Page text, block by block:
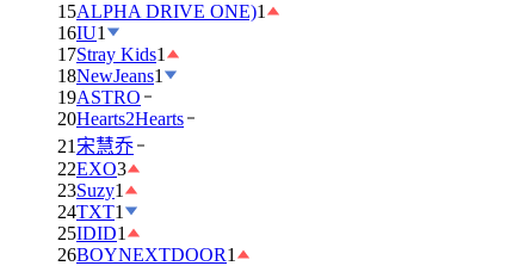
15ALPHA DRIVE ONE)1
16IU1
17Stray Kids1
18NewJeans1
19ASTRO
20Hearts2Hearts
21 宋慧乔
22EXO3
23Suzy1
24TXT1
25IDID1
26BOYNEXTDOOR1